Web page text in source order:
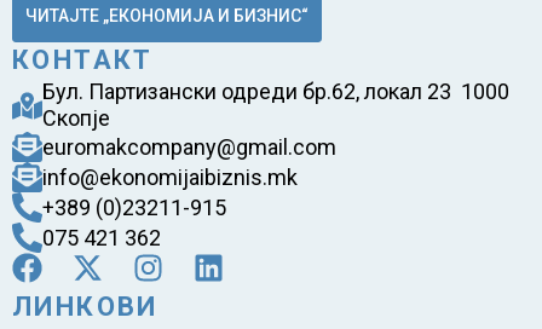
ЧИТАЈТЕ „ЕКОНОМИЈА И БИЗНИС“
КОНТАКТ
Бул. Партизански одреди бр.62, локал 23 1000
Скопје
euromakcompany@gmail.com
info@ekonomijaibiznis.mk
+389 (0)23211-915
075 421 362
ЛИНКОВИ